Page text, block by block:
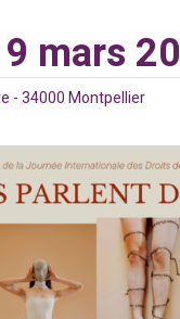
mars
- 34000 Montpellier